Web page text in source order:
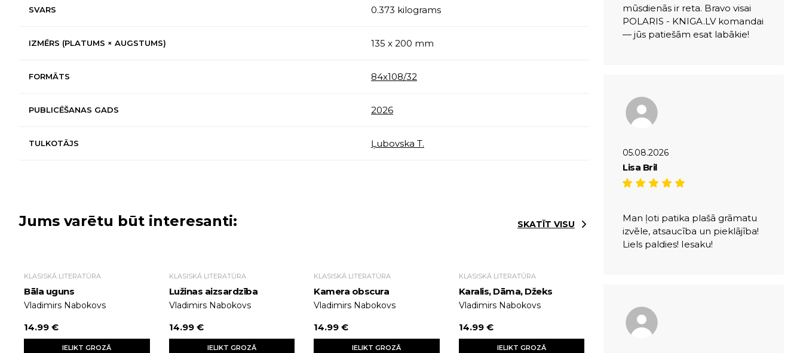
SVARS 0.373 kilograms
IZMĒRS (PLATUMS × AUGSTUMS) 135 x 200 mm
FORMĀTS 84x108/32
PUBLICĒŠANAS GADS 2026
TULKOTĀJS Ļubovska T.
Jums varētu būt interesanti: SKATĪT VISU
KLASISKĀ LITERATŪRA
Bāla uguns
Vladimirs Nabokovs
14.99 €
IELIKT GROZĀ
KLASISKĀ LITERATŪRA
Lužinas aizsardzība
Vladimirs Nabokovs
14.99 €
IELIKT GROZĀ
KLASISKĀ LITERATŪRA
Kamera obscura
Vladimirs Nabokovs
14.99 €
IELIKT GROZĀ
KLASISKĀ LITERATŪRA
Karalis, Dāma, Džeks
Vladimirs Nabokovs
14.99 €
IELIKT GROZĀ
mūsdienās ir reta. Bravo visai
POLARIS - KNIGA.LV komandai
— jūs patiešām esat labākie!
05.08.2026
Lisa Bril
Man ļoti patika plašā grāmatu
izvēle, atsaucība un pieklājība!
Liels paldies! Iesaku!